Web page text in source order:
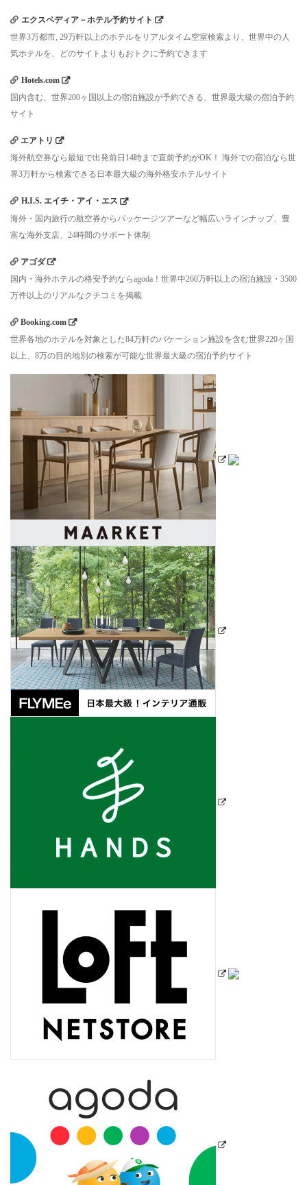
エクスペディア－ホテル予約サイト
世界3万都市, 29万軒以上のホテルをリアルタイム空室検索より、世界中の人
気ホテルを、どのサイトよりもおトクに予約できます
Hotels.com
国内含む、世界200ヶ国以上の宿泊施設が予約できる、世界最大級の宿泊予約
サイト
エアトリ
海外航空券なら最短で出発前日14時まで直前予約がOK！ 海外での宿泊なら世
界3万軒から検索できる日本最大級の海外格安ホテルサイト
H.I.S. エイチ・アイ・エス
海外・国内旅行の航空券からパッケージツアーなど幅広いラインナップ、豊
富な海外支店、24時間のサポート体制
アゴダ
国内・海外ホテルの格安予約ならagoda！世界中260万軒以上の宿泊施設・3500
万件以上のリアルなクチコミを掲載
Booking.com
世界各地のホテルを対象とした84万軒のバケーション施設を含む世界220ヶ国
以上、8万の目的地別の検索が可能な世界最大級の宿泊予約サイト